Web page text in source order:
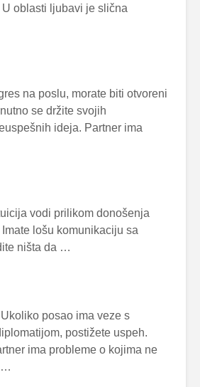
oblasti ljubavi je slična
na poslu, morate biti otvoreni
se držite svojih
ideja. Partner ima
vodi prilikom donošenja
lošu komunikaciju sa
ništa da …
posao ima veze s
postižete uspeh.
ima probleme o kojima ne
…